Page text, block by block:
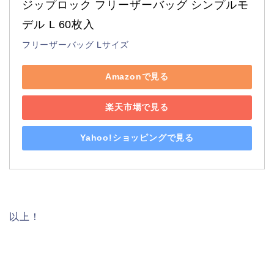
ジップロック フリーザーバッグ シンプルモ
デル L 60枚入
フリーザーバッグ Lサイズ
Amazonで見る
楽天市場で見る
Yahoo!ショッピングで見る
以上！